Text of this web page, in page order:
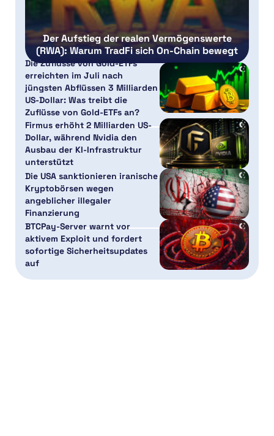
Der Aufstieg der realen Vermögenswerte
(RWA): Warum TradFi sich On-Chain bewegt
Die Zuflüsse von Gold-ETFs
erreichten im Juli nach
jüngsten Abflüssen 3 Milliarden
US-Dollar: Was treibt die
Zuflüsse von Gold-ETFs an?
Firmus erhöht 2 Milliarden US-
Dollar, während Nvidia den
Ausbau der KI-Infrastruktur
unterstützt
Die USA sanktionieren iranische
Kryptobörsen wegen
angeblicher illegaler
Finanzierung
BTCPay-Server warnt vor
aktivem Exploit und fordert
sofortige Sicherheitsupdates
auf